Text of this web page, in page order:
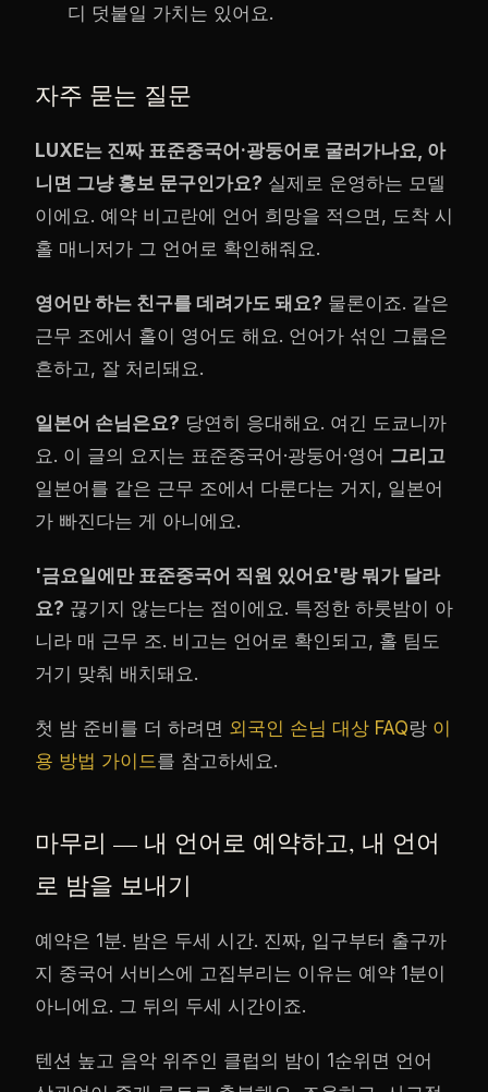
디 덧붙일 가치는 있어요.
자주 묻는 질문
LUXE는 진짜 표준중국어·광둥어로 굴러가나요, 아
니면 그냥 홍보 문구인가요? 실제로 운영하는 모델
이에요. 예약 비고란에 언어 희망을 적으면, 도착 시
홀 매니저가 그 언어로 확인해줘요.
영어만 하는 친구를 데려가도 돼요? 물론이죠. 같은
근무 조에서 홀이 영어도 해요. 언어가 섞인 그룹은
흔하고, 잘 처리돼요.
일본어 손님은요? 당연히 응대해요. 여긴 도쿄니까
요. 이 글의 요지는 표준중국어·광둥어·영어 그리고
일본어를 같은 근무 조에서 다룬다는 거지, 일본어
가 빠진다는 게 아니에요.
'금요일에만 표준중국어 직원 있어요'랑 뭐가 달라
요? 끊기지 않는다는 점이에요. 특정한 하룻밤이 아
니라 매 근무 조. 비고는 언어로 확인되고, 홀 팀도
거기 맞춰 배치돼요.
첫 밤 준비를 더 하려면 외국인 손님 대상 FAQ랑 이
용 방법 가이드를 참고하세요.
마무리 — 내 언어로 예약하고, 내 언어
로 밤을 보내기
예약은 1분. 밤은 두세 시간. 진짜, 입구부터 출구까
지 중국어 서비스에 고집부리는 이유는 예약 1분이
아니에요. 그 뒤의 두세 시간이죠.
텐션 높고 음악 위주인 클럽의 밤이 1순위면 언어